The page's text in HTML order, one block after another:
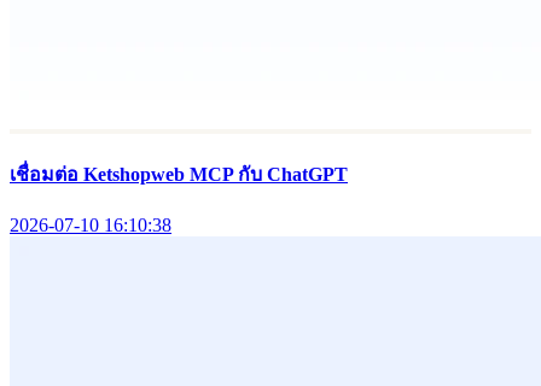
เชื่อมต่อ Ketshopweb MCP กับ ChatGPT
2026-07-10 16:10:38